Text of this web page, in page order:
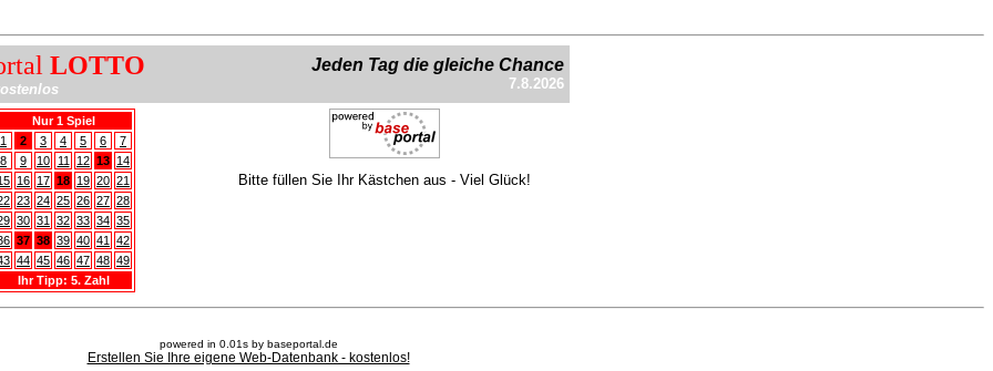
LOTTO Jeden Tag die gleiche Chance
7.8.2026
Nur 1 Spiel
1
2 3 4 5 6
7
8
9 10 11 12 13 14
16 17 18 19 20 21
23 24 25 26 27 28
30 31 32 33 34 35
37 38 39 40 41
42
44 45 46 47 48 49
Ihr Tipp: 5. Zahl
Bitte füllen Sie Ihr Kästchen aus - Viel Glück!
powered in 0.01s by baseportal.de
Erstellen Sie Ihre eigene Web-Datenbank - kostenlos!